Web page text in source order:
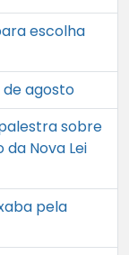
escolha
de agosto
sobre
Nova Lei
pela